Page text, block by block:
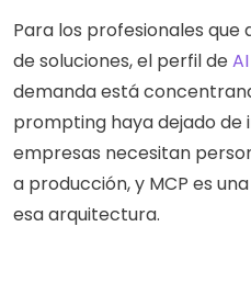
Para los profesionales
de soluciones, el perfil de
demanda está
prompting haya dejado de
empresas necesitan
a producción, y MCP es
esa arquitectura.